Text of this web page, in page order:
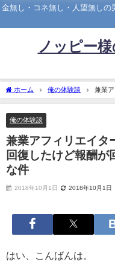
金無し・コネ無し・人望無しの
ノッピー
ホーム 俺の体験談
兼業
たけど報酬が回復しないので複雑な
俺の体験談
兼業アフィリエイタ
回復したけど報酬が
な件
2018年10月1日 2018年10月1日
はい、こんばんは。